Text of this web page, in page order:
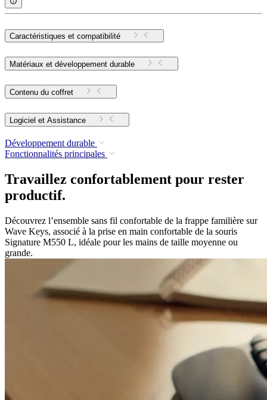
Caractéristiques et compatibilité
Matériaux et développement durable
Contenu du coffret
Logiciel et Assistance
Développement durable
Fonctionnalités principales
Travaillez confortablement pour rester
productif.
Découvrez l’ensemble sans fil confortable de la frappe familière sur
Wave Keys, associé à la prise en main confortable de la souris
Signature M550 L, idéale pour les mains de taille moyenne ou
grande.